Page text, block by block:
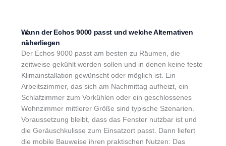
Wann der Echos 9000 passt und welche Alternativen
näherliegen
Der Echos 9000 passt am besten zu Räumen, die
zeitweise gekühlt werden sollen und in denen keine feste
Klimainstallation gewünscht oder möglich ist. Ein
Arbeitszimmer, das sich am Nachmittag aufheizt, ein
Schlafzimmer zum Vorkühlen oder ein geschlossenes
Wohnzimmer mittlerer Größe sind typische Szenarien.
Voraussetzung bleibt, dass das Fenster nutzbar ist und
die Geräuschkulisse zum Einsatzort passt. Dann liefert
die mobile Bauweise ihren praktischen Nutzen: Das